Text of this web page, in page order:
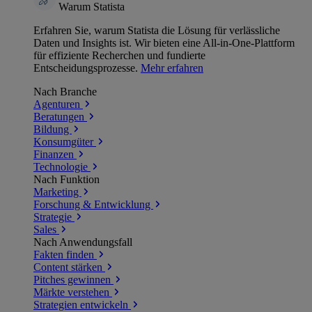
Warum Statista
Erfahren Sie, warum Statista die Lösung für verlässliche
Daten und Insights ist. Wir bieten eine All-in-One-Plattform
für effiziente Recherchen und fundierte
Entscheidungsprozesse. Mehr erfahren
Nach Branche
Agenturen
Beratungen
Bildung
Konsumgüter
Finanzen
Technologie
Nach Funktion
Marketing
Forschung & Entwicklung
Strategie
Sales
Nach Anwendungsfall
Fakten finden
Content stärken
Pitches gewinnen
Märkte verstehen
Strategien entwickeln